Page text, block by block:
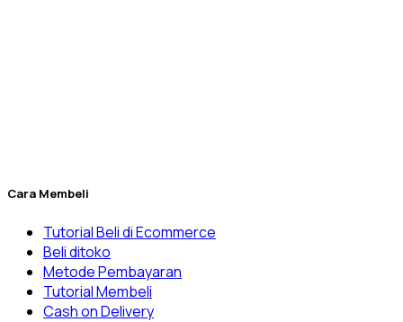
Cara Membeli
Tutorial Beli di Ecommerce
Beli ditoko
Metode Pembayaran
Tutorial Membeli
Cash on Delivery